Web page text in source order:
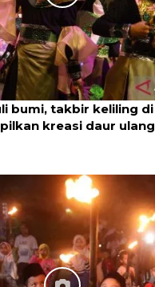
bumi, takbir keliling di
kreasi daur ulang